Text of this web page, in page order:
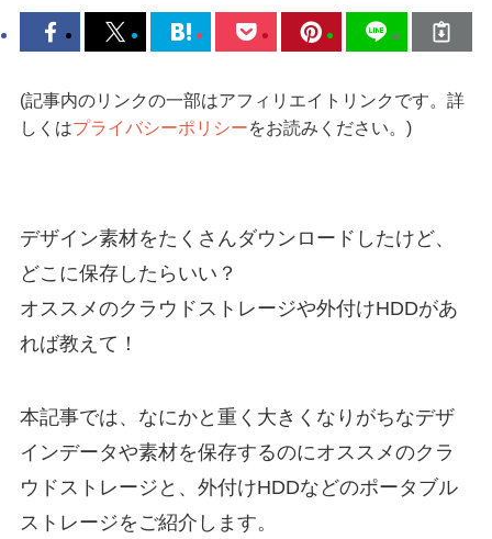
(記事内のリンクの一部はアフィリエイトリンクです。詳
しくはプライバシーポリシーをお読みください。)
デザイン素材をたくさんダウンロードしたけど、
どこに保存したらいい？
オススメのクラウドストレージや外付けHDDがあ
れば教えて！
本記事では、なにかと重く大きくなりがちなデザ
インデータや素材を保存するのにオススメのクラ
ウドストレージと、外付けHDDなどのポータブル
ストレージをご紹介します。